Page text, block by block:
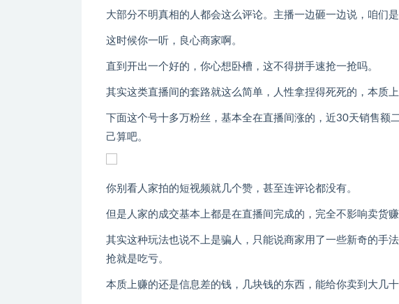
大部分不明真相的人都会这么评论。主播一边砸一边说，咱们
这时候你一听，良心商家啊。
直到开出一个好的，你心想卧槽，这不得拼手速抢一抢吗。
其实这类直播间的套路就这么简单，人性拿捏得死死的，本质上
下面这个号十多万粉丝，基本全在直播间涨的，近30天销售额
己算吧。
你别看人家拍的短视频就几个赞，甚至连评论都没有。
但是人家的成交基本上都是在直播间完成的，完全不影响卖货赚
其实这种玩法也说不上是骗人，只能说商家用了一些新奇的手
抢就是吃亏。
本质上赚的还是信息差的钱，几块钱的东西，能给你卖到大几十